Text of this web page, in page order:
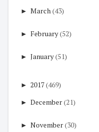
► March(43)
► February(52)
► January(51)
► 2017(469)
► December(21)
► November(30)